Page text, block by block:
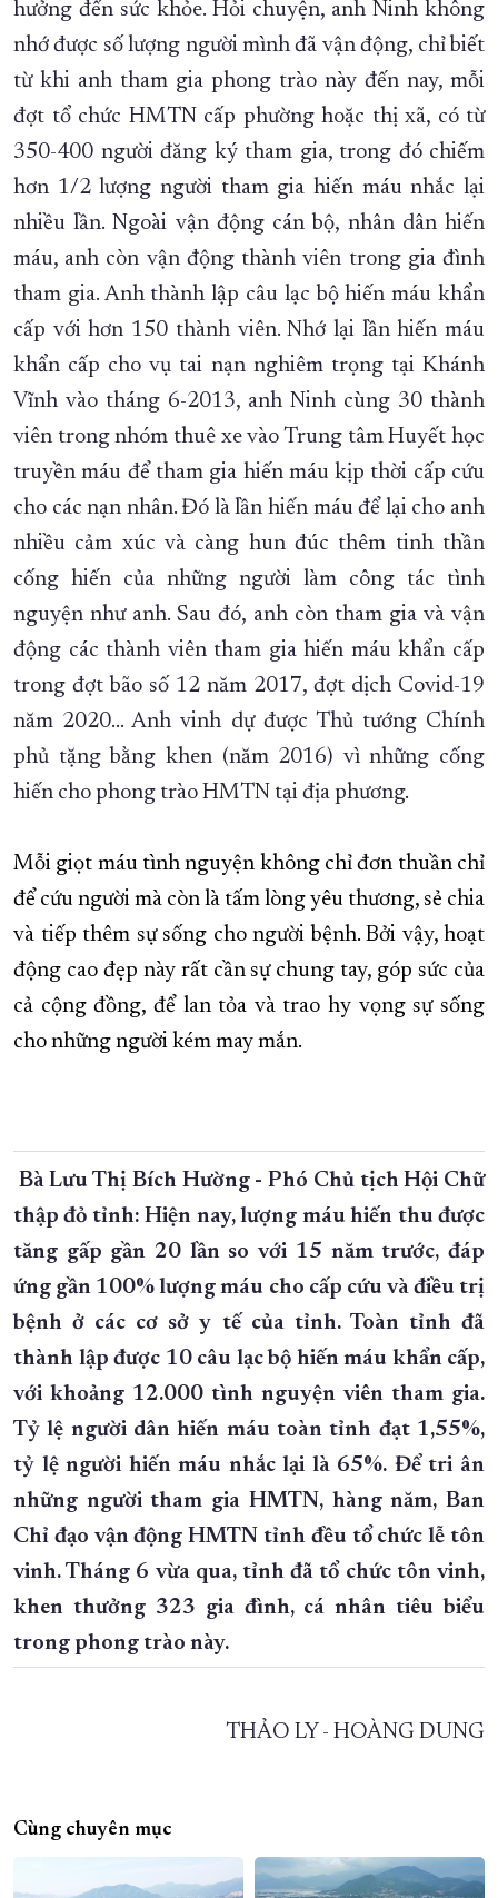
hưởng đến sức khỏe. Hỏi chuyện, anh Ninh không
nhớ được số lượng người mình đã vận động, chỉ biết
từ khi anh tham gia phong trào này đến nay, mỗi
đợt tổ chức HMTN cấp phường hoặc thị xã, có từ
350-400 người đăng ký tham gia, trong đó chiếm
hơn 1/2 lượng người tham gia hiến máu nhắc lại
nhiều lần. Ngoài vận động cán bộ, nhân dân hiến
máu, anh còn vận động thành viên trong gia đình
tham gia. Anh thành lập câu lạc bộ hiến máu khẩn
cấp với hơn 150 thành viên. Nhớ lại lần hiến máu
khẩn cấp cho vụ tai nạn nghiêm trọng tại Khánh
Vĩnh vào tháng 6-2013, anh Ninh cùng 30 thành
viên trong nhóm thuê xe vào Trung tâm Huyết học
truyền máu để tham gia hiến máu kịp thời cấp cứu
cho các nạn nhân. Đó là lần hiến máu để lại cho anh
nhiều cảm xúc và càng hun đúc thêm tinh thần
cống hiến của những người làm công tác tình
nguyện như anh. Sau đó, anh còn tham gia và vận
động các thành viên tham gia hiến máu khẩn cấp
trong đợt bão số 12 năm 2017, đợt dịch Covid-19
năm 2020… Anh vinh dự được Thủ tướng Chính
phủ tặng bằng khen (năm 2016) vì những cống
hiến cho phong trào HMTN tại địa phương.
Mỗi giọt máu tình nguyện không chỉ đơn thuần chỉ
để cứu người mà còn là tấm lòng yêu thương, sẻ chia
và tiếp thêm sự sống cho người bệnh. Bởi vậy, hoạt
động cao đẹp này rất cần sự chung tay, góp sức của
cả cộng đồng, để lan tỏa và trao hy vọng sự sống
cho những người kém may mắn.
Bà Lưu Thị Bích Hường - Phó Chủ tịch Hội Chữ
thập đỏ tỉnh: Hiện nay, lượng máu hiến thu được
tăng gấp gần 20 lần so với 15 năm trước, đáp
ứng gần 100% lượng máu cho cấp cứu và điều trị
bệnh ở các cơ sở y tế của tỉnh. Toàn tỉnh đã
thành lập được 10 câu lạc bộ hiến máu khẩn cấp,
với khoảng 12.000 tình nguyện viên tham gia.
Tỷ lệ người dân hiến máu toàn tỉnh đạt 1,55%,
tỷ lệ người hiến máu nhắc lại là 65%. Để tri ân
những người tham gia HMTN, hàng năm, Ban
Chỉ đạo vận động HMTN tỉnh đều tổ chức lễ tôn
vinh. Tháng 6 vừa qua, tỉnh đã tổ chức tôn vinh,
khen thưởng 323 gia đình, cá nhân tiêu biểu
trong phong trào này.
THẢO LY - HOÀNG DUNG
Cùng chuyên mục